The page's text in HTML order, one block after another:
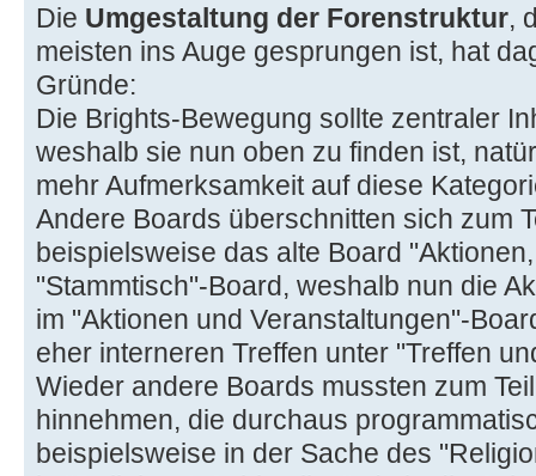
Die Umgestaltung der Forenstruktur,
meisten ins Auge gesprungen ist, hat
Gründe:
Die Brights-Bewegung sollte zentraler
weshalb sie nun oben zu finden ist,
mehr Aufmerksamkeit auf diese
Andere Boards überschnitten sich zum
beispielsweise das alte Board
"Stammtisch"-Board, weshalb nun die
im "Aktionen und Veranstaltungen"-
eher interneren Treffen unter "Treffen
Wieder andere Boards mussten zum
hinnehmen, die durchaus
beispielsweise in der Sache des